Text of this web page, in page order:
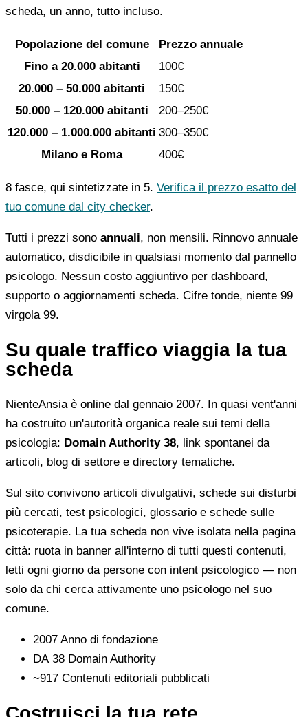
scheda, un anno, tutto incluso.
Popolazione del comune
Prezzo annuale
Fino a 20.000 abitanti
100€
20.000 – 50.000 abitanti
150€
50.000 – 120.000 abitanti
200–250€
120.000 – 1.000.000 abitanti 300–350€
Milano e Roma
400€
8 fasce, qui sintetizzate in 5. Verifica il prezzo esatto del
tuo comune dal city checker.
Tutti i prezzi sono annuali, non mensili. Rinnovo annuale
automatico, disdicibile in qualsiasi momento dal pannello
psicologo. Nessun costo aggiuntivo per dashboard,
supporto o aggiornamenti scheda. Cifre tonde, niente 99
virgola 99.
Su quale traffico viaggia la tua
scheda
NienteAnsia è online dal gennaio 2007. In quasi vent'anni
ha costruito un'autorità organica reale sui temi della
psicologia: Domain Authority 38, link spontanei da
articoli, blog di settore e directory tematiche.
Sul sito convivono articoli divulgativi, schede sui disturbi
più cercati, test psicologici, glossario e schede sulle
psicoterapie. La tua scheda non vive isolata nella pagina
città: ruota in banner all'interno di tutti questi contenuti,
letti ogni giorno da persone con intent psicologico — non
solo da chi cerca attivamente uno psicologo nel suo
comune.
2007 Anno di fondazione
DA 38 Domain Authority
~917 Contenuti editoriali pubblicati